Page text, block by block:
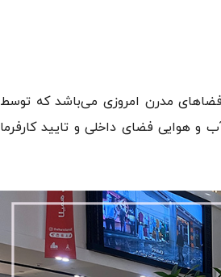
مدرن امروزی می‌باشد که توسط
و هوایی فضای داخلی و تایید کارفرما